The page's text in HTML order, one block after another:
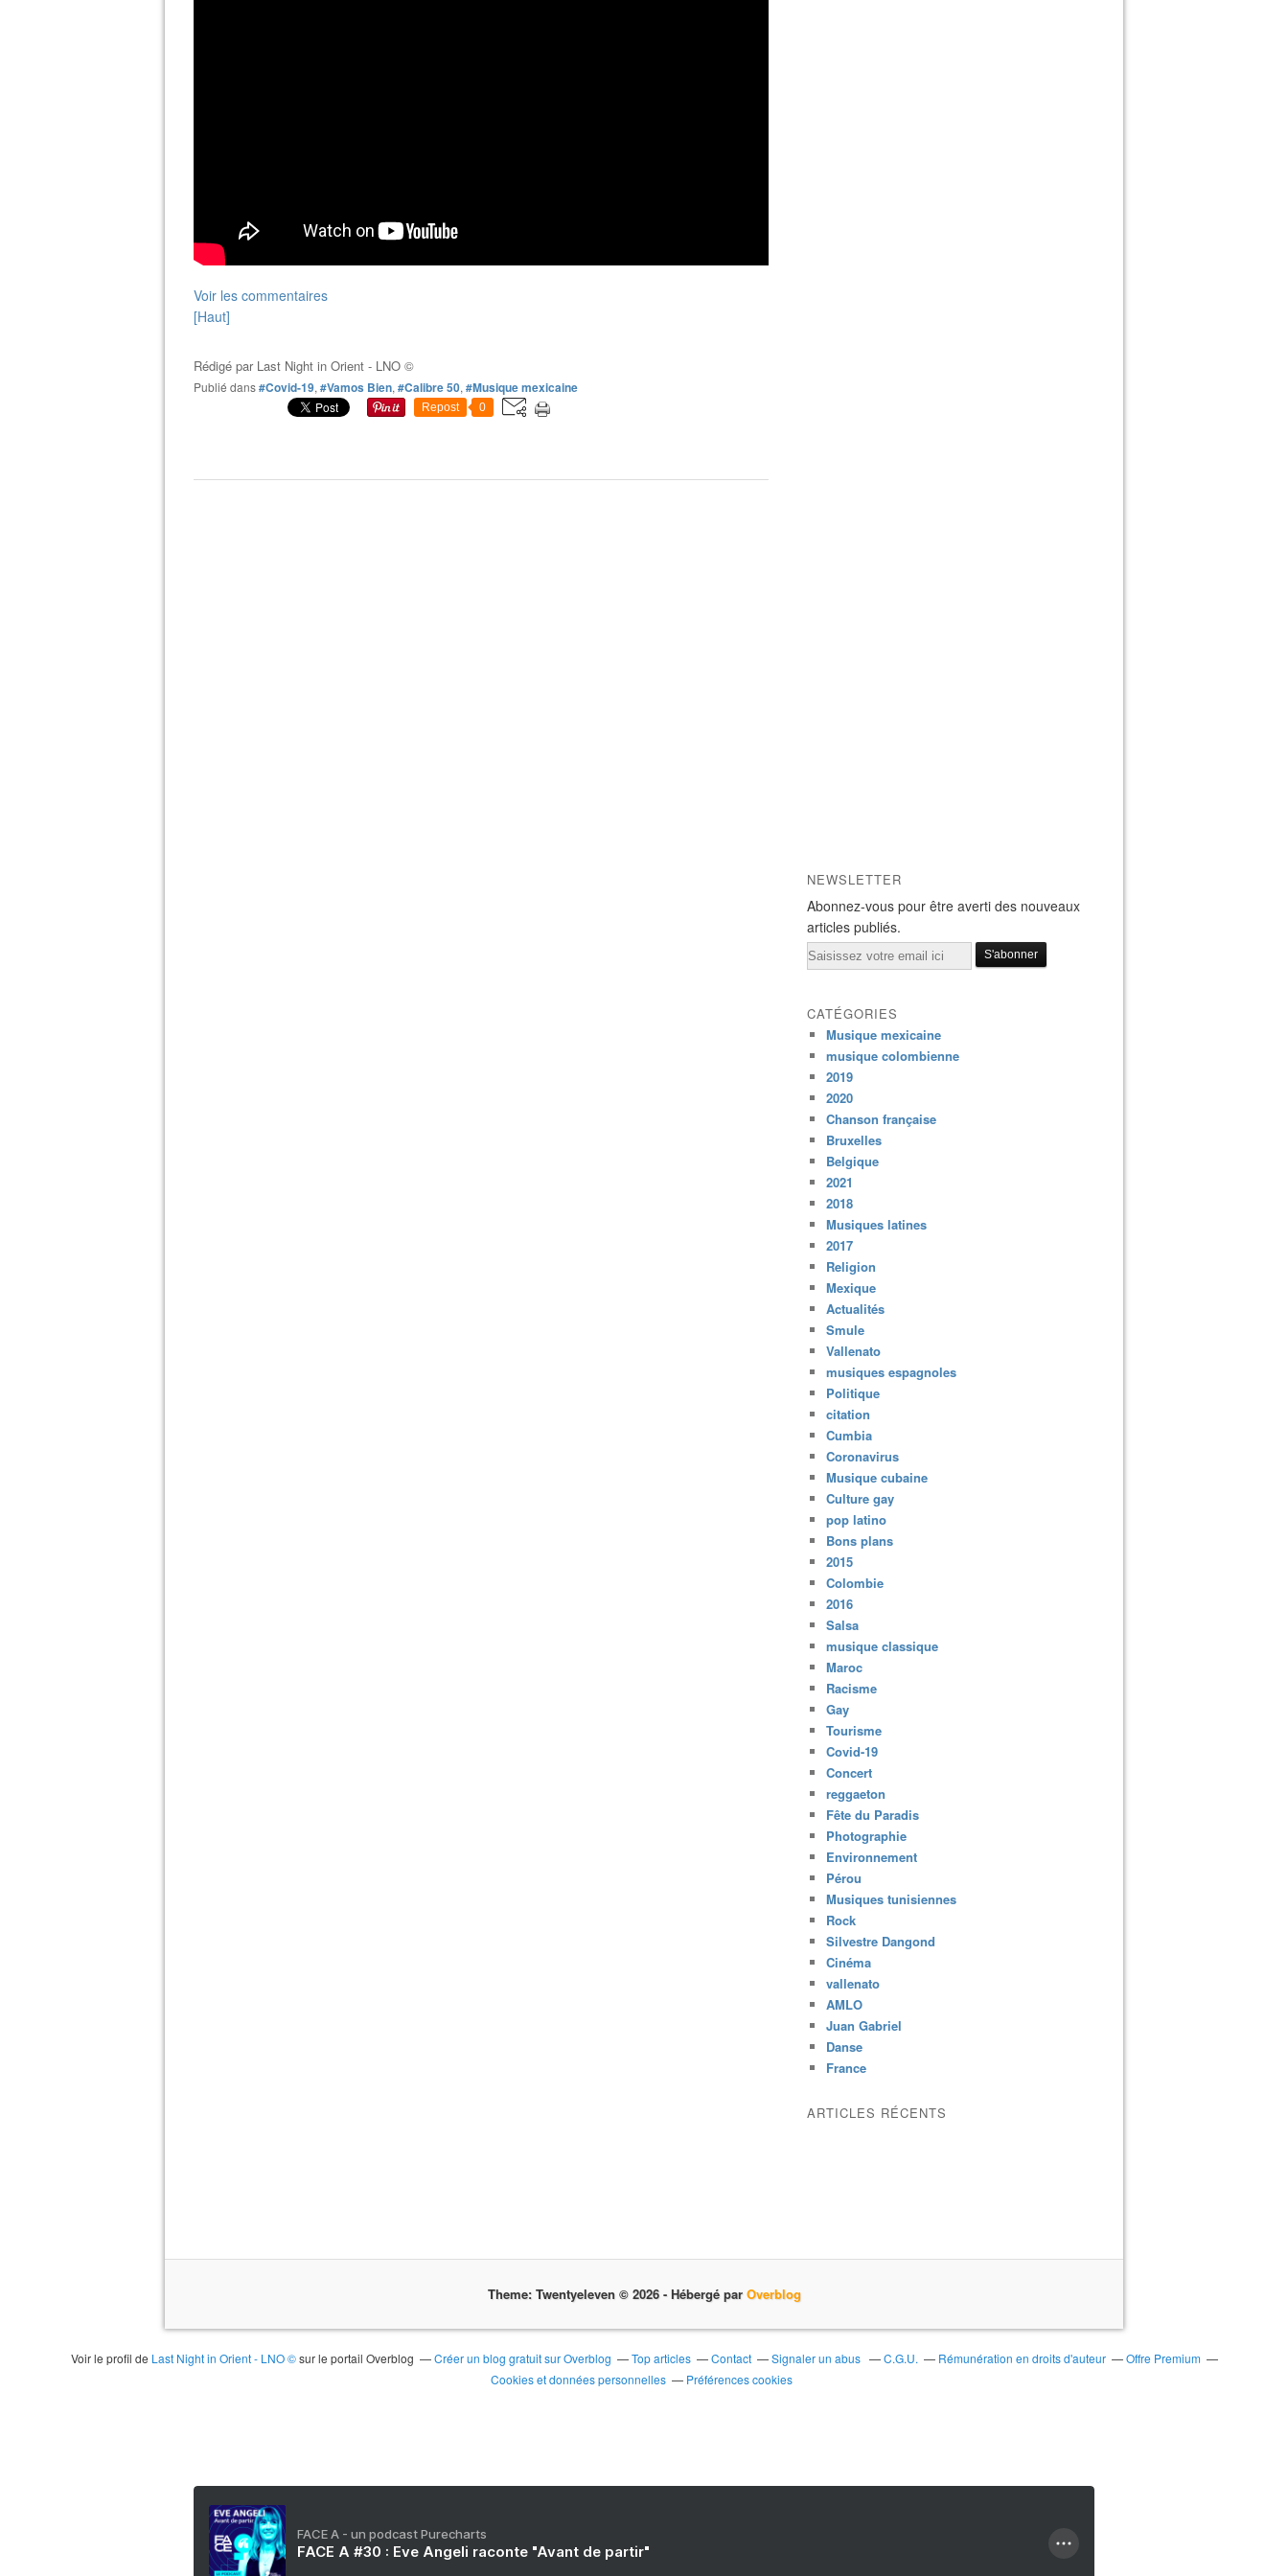
Voir les commentaires
[Haut]
Rédigé par Last Night in Orient - LNO ©
Publié dans#Covid-19, #Vamos Bien, #Calibre 50, #Musique mexicaine
Repost 0
NEWSLETTER
Abonnez-vous pour être averti des nouveaux
articles publiés.
Email
CATÉGORIES
Musique mexicaine
musique colombienne
2019
2020
Chanson française
Bruxelles
Belgique
2021
2018
Musiques latines
2017
Religion
Mexique
Actualités
Smule
Vallenato
musiques espagnoles
Politique
citation
Cumbia
Coronavirus
Musique cubaine
Culture gay
pop latino
Bons plans
2015
Colombie
2016
Salsa
musique classique
Maroc
Racisme
Gay
Tourisme
Covid-19
Concert
reggaeton
Fête du Paradis
Photographie
Environnement
Pérou
Musiques tunisiennes
Rock
Silvestre Dangond
Cinéma
vallenato
AMLO
Juan Gabriel
Danse
France
ARTICLES RÉCENTS
Theme: Twentyeleven © 2026 - Hébergé par Overblog
Voir le profil de Last Night in Orient - LNO ©sur le portail Overblog Créer un blog gratuit sur Overblog Top articles Contact Signaler un abus C.G.U. Rémunération en droits d'auteur
Offre Premium
Cookies et données personnelles
Préférences cookies
FACE A - un podcast Purecharts
FACE A #30 : Eve Angeli raconte "Avant de partir"